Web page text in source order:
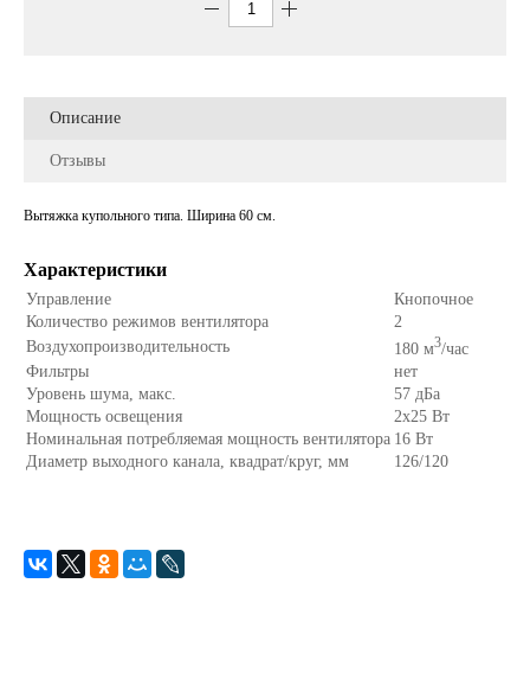
Описание
Отзывы
Вытяжка купольного типа. Ширина 60 см.
Характеристики
Управление
Кнопочное
Количество режимов вентилятора
2
Воздухопроизводительность
180 м3/час
Фильтры
нет
Уровень шума, макс.
57 дБа
Мощность освещения
2х25 Вт
Номинальная потребляемая мощность вентилятора 16 Вт
Диаметр выходного канала, квадрат/круг, мм
126/120